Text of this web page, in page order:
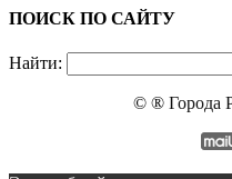
ПОИСК ПО САЙТУ
Найти:
© ® Города